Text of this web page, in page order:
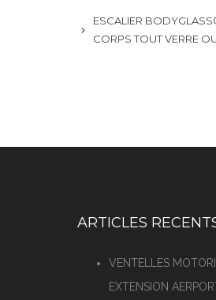
ESCALIER
CORPS TOUT VERRE
ARTICLES
VENTELLES
EXTENSION